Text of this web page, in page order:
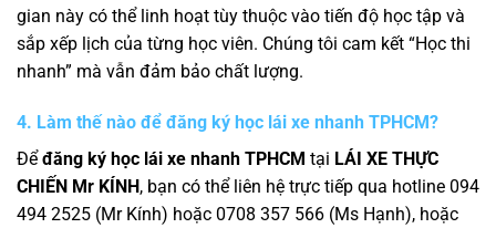
gian này có thể linh hoạt tùy thuộc vào tiến độ học tập và
sắp xếp lịch của từng học viên. Chúng tôi cam kết “Học thi
nhanh” mà vẫn đảm bảo chất lượng.
4. Làm thế nào để đăng ký học lái xe nhanh TPHCM?
Đểđăng ký học lái xe nhanh TPHCM tại LÁI XE THỰC
CHIẾN Mr KÍNH, bạn có thể liên hệ trực tiếp qua hotline 094
494 2525 (Mr Kính) hoặc 0708 357 566 (Ms Hạnh), hoặc